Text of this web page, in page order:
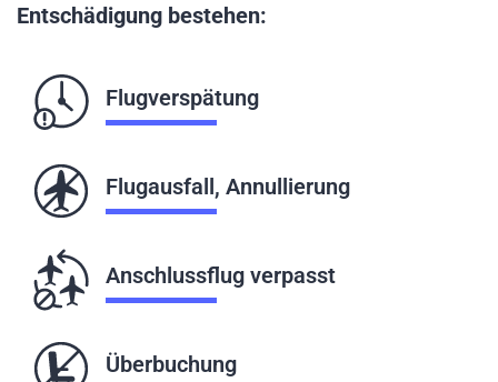
Entschädigung bestehen:
Flugverspätung
Flugausfall, Annullierung
Anschlussflug verpasst
Überbuchung